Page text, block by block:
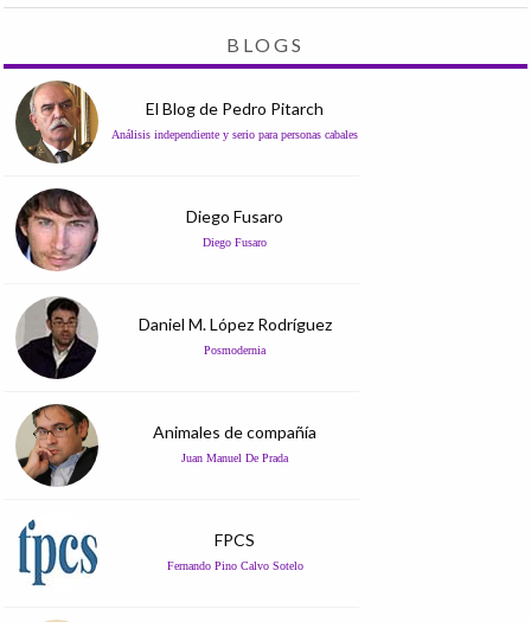
BLOGS
El Blog de Pedro Pitarch
Análisis independiente y serio para personas cabales
Diego Fusaro
Diego Fusaro
Daniel M. López Rodríguez
Posmodernia
Animales de compañía
Juan Manuel De Prada
FPCS
Fernando Pino Calvo Sotelo